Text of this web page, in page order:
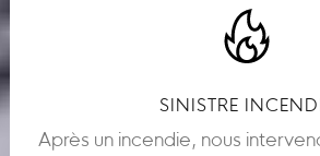
SINISTRE
Après un incendie, nous